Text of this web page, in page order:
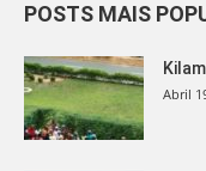
POSTS MAIS
Abril